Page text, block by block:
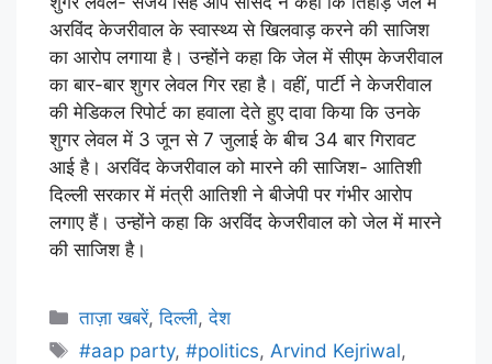
अरविंद केजरीवाल के स्वास्थ्य से खिलवाड़ करने की साजिश
का आरोप लगाया है। उन्होंने कहा कि जेल में सीएम केजरीवाल
का बार-बार शुगर लेवल गिर रहा है। वहीं, पार्टी ने केजरीवाल
की मेडिकल रिपोर्ट का हवाला देते हुए दावा किया कि उनके
शुगर लेवल में 3 जून से 7 जुलाई के बीच 34 बार गिरावट
आई है। अरविंद केजरीवाल को मारने की साजिश- आतिशी
दिल्ली सरकार में मंत्री आतिशी ने बीजेपी पर गंभीर आरोप
लगाए हैं। उन्होंने कहा कि अरविंद केजरीवाल को जेल में मारने
की साजिश है।
ताज़ा खबरें,दिल्ली,देश
#aap party,#politics,Arvind Kejriwal,